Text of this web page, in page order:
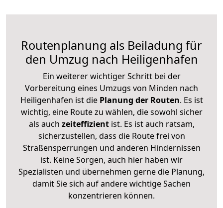
Routenplanung als Beiladung für
den Umzug nach Heiligenhafen
Ein weiterer wichtiger Schritt bei der
Vorbereitung eines Umzugs von Minden nach
Heiligenhafen ist diePlanung der Routen. Es ist
wichtig, eine Route zu wählen, die sowohl sicher
als auch zeiteffizientist. Es ist auch ratsam,
sicherzustellen, dass die Route frei von
Straßensperrungen und anderen Hindernissen
ist. Keine Sorgen, auch hier haben wir
Spezialisten und übernehmen gerne die Planung,
damit Sie sich auf andere wichtige Sachen
konzentrieren können.